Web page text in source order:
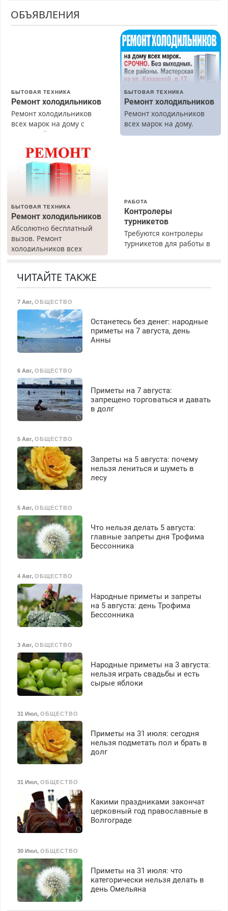
ОБЪЯВЛЕНИЯ
БЫТОВАЯ ТЕХНИКА
Ремонт холодильников
Ремонт холодильников
всех марок на дому с
гарантией. Замена
Недорого. Без выходных.
Все районы. Скидка.
Вызов бесплатный.
БЫТОВАЯ ТЕХНИКА
Ремонт холодильников
Ремонт холодильников
всех марок на дому.
БЫТОВАЯ ТЕХНИКА
Ремонт холодильников
Абсолютно бесплатный
вызов. Ремонт
холодильников всех
гарантией. Все р-ны.
Срочно. Без выходных.
Пенсионерам – скидки до
40%. Мастер со стажем.
РАБОТА
Контролеры
турникетов
Требуются контролеры
турникетов для работы в
Ежемесячно
выплачивается денежная
транспортной
безопасности с з/п до
125000 руб.
ЧИТАЙТЕ ТАКЖЕ
7 Авг, ОБЩЕСТВО
Останетесь без денег: народные
приметы на 7 августа, день
Анны
6 Авг, ОБЩЕСТВО
Приметы на 7 августа:
запрещено торговаться и давать
в долг
5 Авг, ОБЩЕСТВО
Запреты на 5 августа: почему
нельзя лениться и шуметь в
лесу
5 Авг, ОБЩЕСТВО
Что нельзя делать 5 августа:
главные запреты дня Трофима
Бессонника
4 Авг, ОБЩЕСТВО
Народные приметы и запреты
на 5 августа: день Трофима
Бессонника
3 Авг, ОБЩЕСТВО
Народные приметы на 3 августа:
нельзя играть свадьбы и есть
сырые яблоки
31 Июл, ОБЩЕСТВО
Приметы на 31 июля: сегодня
нельзя подметать пол и брать в
долг
31 Июл, ОБЩЕСТВО
Какими праздниками закончат
церковный год православные в
Волгограде
30 Июл, ОБЩЕСТВО
Приметы на 31 июля: что
категорически нельзя делать в
день Омельяна